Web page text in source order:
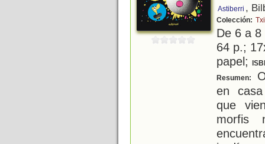
Astiberri ,
Colección:
De 6 a
64 p.;
papel;
Resumen:
en
que
morfis